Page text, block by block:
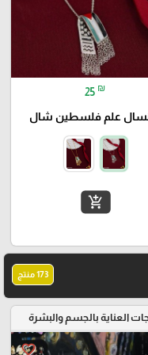
25 ₪
علم فلسطين شال
add_shopping_cart
173 منتج
العناية بالجسم والبشرة
favorite_border